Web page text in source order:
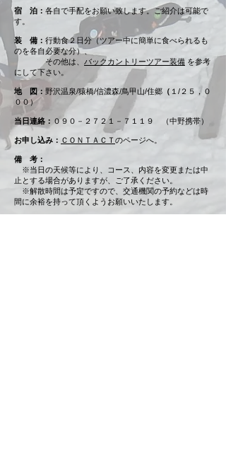
宿 泊： 各自で手配をお願い致します。ご紹介は可能で
す。
装 備： 行動食２日分（ツアー中に簡単に食べられるも
のを各自必要な分）、
その他は、 バックカントリーツアー装備 を参考
にして下さい。
地 図： 野沢温泉/猿橋/信濃森/鳥甲山/住郷 （ １/２５，０
００）
当日連絡： ０９０－２７２１－７１１９ （中野携帯）
お申し込み： ＣＯＮＴＡＣＴ のページへ。
備 考：
※当日の天候等により、コース、内容を変更または中
止とする場合がありますが、ご了承ください。
※解散時間は予定ですので、交通機関の予約などは時
間に余裕を持って頂くようお願いいたします。